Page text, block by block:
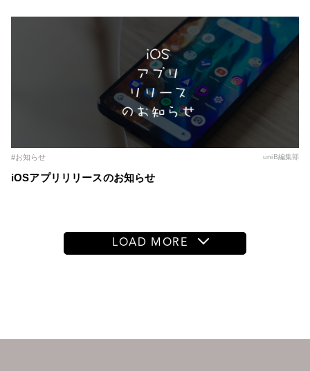
#お知らせ uniB編集部
iOSアプリリリースのお知らせ
LOAD MORE